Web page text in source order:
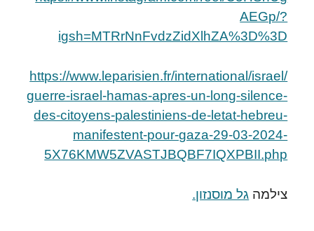
AEGp/?
igsh=MTRrNnFvdzZidXlhZA%3D%3D
https://www.leparisien.fr/international/israel/
guerre-israel-hamas-apres-un-long-silence-
des-citoyens-palestiniens-de-letat-hebreu-
manifestent-pour-gaza-29-03-2024-
5X76KMW5ZVASTJBQBF7IQXPBII.php
צילמה גל מוסנזון.